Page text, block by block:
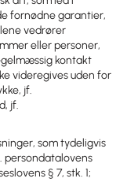
fornødne garantier,
vedrører
eller personer,
kontakt
videregives uden for
jf.
jf.
som tydeligvis
persondatalovens
§ 7, stk. 1;